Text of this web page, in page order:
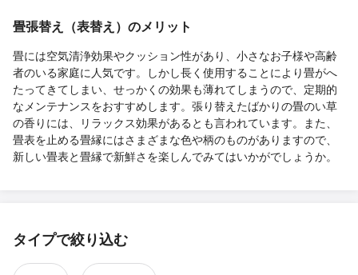
畳張替え（表替え）のメリット
畳には空気清浄効果やクッション性があり、小さなお子様や高齢
者のいる家庭に人気です。しかし長く使用することにより畳がへ
たってきてしまい、せっかくの効果も薄れてしまうので、定期的
なメンテナンスをおすすめします。張り替えたばかりの畳のい草
の香りには、リラックス効果があるとも言われています。また、
畳表を止める畳縁にはさまざまな色や柄のものがありますので、
新しい畳表と畳縁で新鮮さを楽しんでみてはいかがでしょうか。
タイプで絞り込む